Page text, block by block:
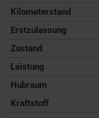
Kilometerstand
Erstzulassung
Zustand
Leistung
Hubraum
Kraftstoff